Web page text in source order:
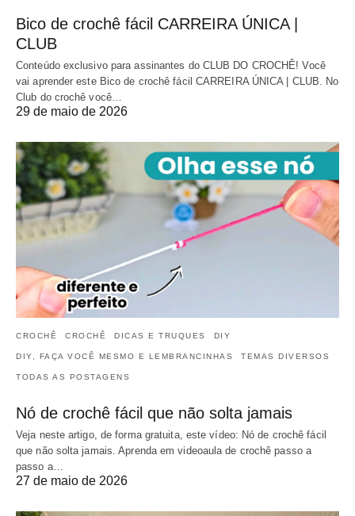
Bico de crochê fácil CARREIRA ÚNICA |
CLUB
Conteúdo exclusivo para assinantes do CLUB DO CROCHÊ! Você
vai aprender este Bico de crochê fácil CARREIRA ÚNICA | CLUB. No
Club do crochê você…
29 de maio de 2026
CROCHÊ CROCHÊ DICAS E TRUQUES DIY
DIY, FAÇA VOCÊ MESMO E LEMBRANCINHAS TEMAS DIVERSOS
TODAS AS POSTAGENS
Nó de crochê fácil que não solta jamais
Veja neste artigo, de forma gratuita, este vídeo: Nó de crochê fácil
que não solta jamais. Aprenda em videoaula de crochê passo a
passo a…
27 de maio de 2026